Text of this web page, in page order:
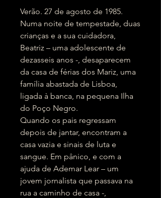
Verão. 27 de agosto de 1985.
Numa noite de tempestade, duas
crianças e a sua cuidadora,
Beatriz – uma adolescente de
dezasseis anos -, desaparecem
da casa de férias dos Mariz, uma
família abastada de Lisboa,
ligada à banca, na pequena Ilha
do Poço Negro.
Quando os pais regressam
depois de jantar, encontram a
casa vazia e sinais de luta e
sangue. Em pânico, e com a
ajuda de Ademar Lear – um
jovem jornalista que passava na
rua a caminho de casa -,